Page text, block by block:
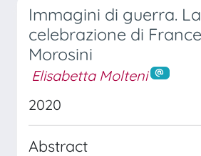
Immagini di guerra. La
celebrazione di
Morosini
Elisabetta Molteni
2020
Abstract